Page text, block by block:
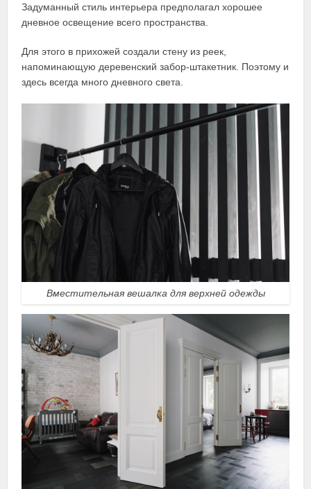
Задуманный стиль интерьера предполагал хорошее
дневное освещение всего пространства.
Для этого в прихожей создали стену из реек,
напоминающую деревенский забор-штакетник. Поэтому и
здесь всегда много дневного света.
Вместительная вешалка для верхней одежды